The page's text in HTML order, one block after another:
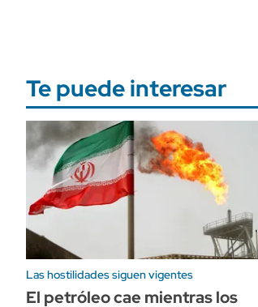
Te puede interesar
Las hostilidades siguen vigentes
El petróleo cae mientras los